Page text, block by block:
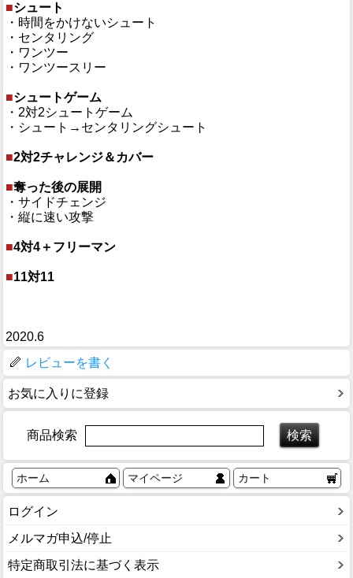
■シュート
・時間をかけないシュート
・センタリング
・ワンツー
・ワンツースリー
■シュートゲーム
・2対2シュートゲーム
・シュート→センタリングシュート
■2対2チャレンジ＆カバー
■奪った後の展開
・サイドチェンジ
・縦に速い攻撃
■4対4＋フリーマン
■11対11
2020.6
レビューを書く
お気に入りに登録
商品検索
ホーム マイページ カート
ログイン
メルマガ申込/停止
特定商取引法に基づく表示